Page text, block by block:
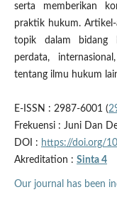
serta memberikan
praktik hukum.
topik dalam bidang
perdata,
tentang ilmu hukum
E-ISSN : 2987-6001 (
Frekuensi : Juni Dan
DOI : https://doi.org/
Akreditation : Sinta 4
Our journal has been